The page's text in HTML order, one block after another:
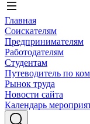
Главная
Соискателям
Предпринимателям
Работодателям
Студентам
Путеводитель по
Рынок труда
Новости сайта
Календарь